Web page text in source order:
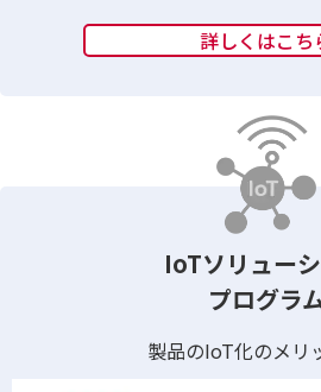
詳しくはこち
IoTソリュー
プログラ
製品のIoT化のメリ